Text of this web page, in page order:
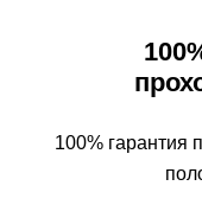
100% гарантия